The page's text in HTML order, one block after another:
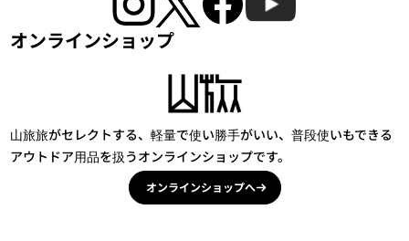
オンラインショップ
山旅旅がセレクトする、軽量で使い勝手がいい、普段使いもできる
アウトドア用品を扱うオンラインショップです。
オンラインショップへ